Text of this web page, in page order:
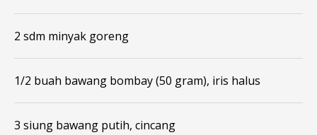
2 sdm minyak goreng
1/2 buah bawang bombay (50 gram), iris halus
3 siung bawang putih, cincang